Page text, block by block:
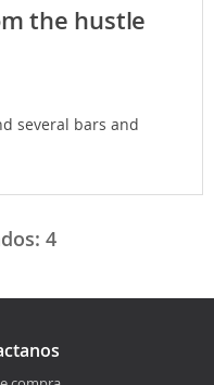
the hustle
several bars and
4